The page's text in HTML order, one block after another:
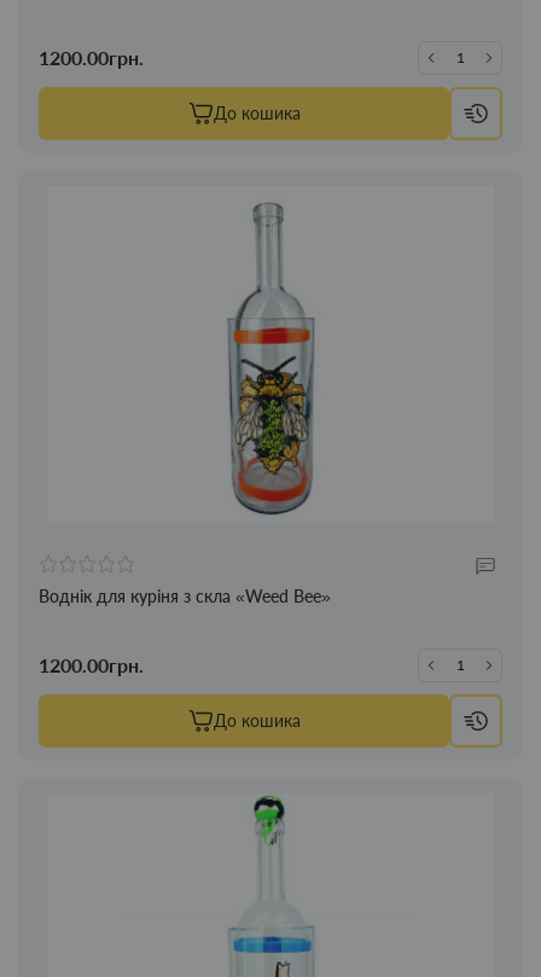
1200.00грн.
До кошика
Воднік для куріня з скла «Weed Bee»
1200.00грн.
До кошика